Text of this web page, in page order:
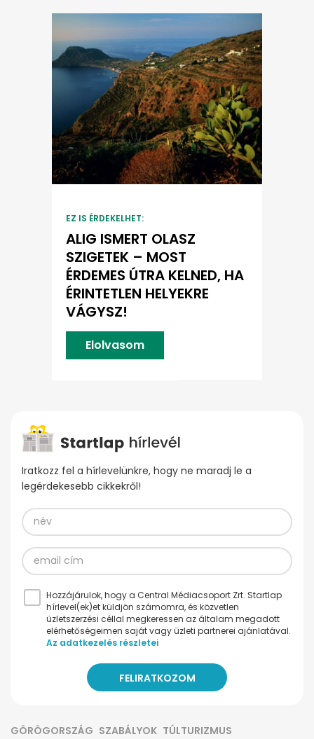
EZ IS ÉRDEKELHET:
ALIG ISMERT OLASZ
SZIGETEK – MOST
ÉRDEMES ÚTRA KELNED, HA
ÉRINTETLEN HELYEKRE
VÁGYSZ!
Elolvasom
Iratkozz fel a hírlevelünkre, hogy ne maradj le a
legérdekesebb cikkekről!
Hozzájárulok, hogy a Central Médiacsoport Zrt. Startlap
hírlevel(ek)et küldjön számomra, és közvetlen
üzletszerzési céllal megkeressen az általam megadott
elérhetőségeimen saját vagy üzleti partnerei ajánlatával.
Az adatkezelés részletei
GÖRÖGORSZÁG SZABÁLYOK TÚLTURIZMUS